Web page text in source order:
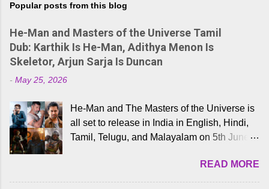
Popular posts from this blog
He-Man and Masters of the Universe Tamil
Dub: Karthik Is He-Man, Adithya Menon Is
Skeletor, Arjun Sarja Is Duncan
- May 25, 2026
He-Man and The Masters of the Universe is
all set to release in India in English, Hindi,
Tamil, Telugu, and Malayalam on 5th June,
received a lot of love from cult He-Man fans
and offered audiences an exciting glimpse
READ MORE